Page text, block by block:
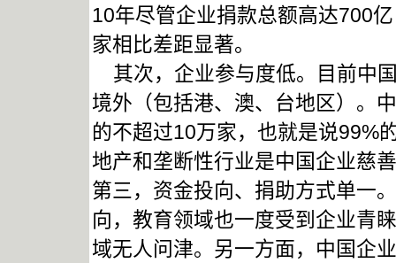
10年尽管企业捐款总额高达700
家相比差距显著。
其次，企业参与度低。目前中
境外（包括港、澳、台地区）。
的不超过10万家，也就是说99%
地产和垄断性行业是中国企业慈
第三，资金投向、捐助方式单一
向，教育领域也一度受到企业青
域无人问津。另一方面，中国企